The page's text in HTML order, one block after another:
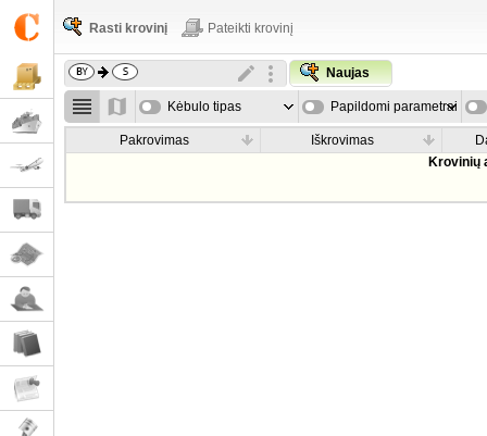
Rasti krovinį Pateikti krovinį
Naujas
Kėbulo tipas Papildomi parametrai
Pakrovimas Iškrovimas
Krovinių